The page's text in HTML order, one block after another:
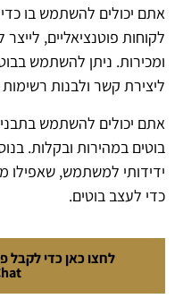
אתם יכולים להשתמש בו כדי
לקוחות פוטנציאליים,
ומכירות. ניתן להשתמש
ליצירת קשר ולבנות רשימות
אתם יכולים להשתמש
בוטים במהירות ובקלות.
ידידותי למשתמש, שאפילו
כדי לעצב בוטים.
לחצו כאן כדי לקבל